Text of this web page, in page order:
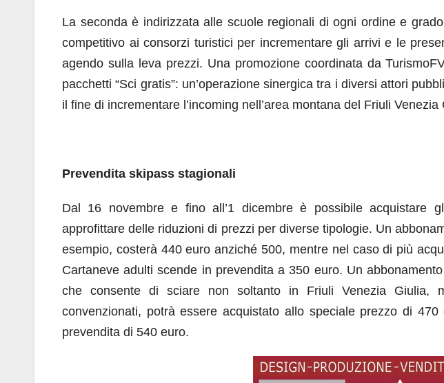
La seconda è indirizzata alle scuole regionali di ogni ordine e
competitivo ai consorzi turistici per incrementare gli arrivi e le
agendo sulla leva prezzi. Una promozione coordinata da
pacchetti “Sci gratis”: un’operazione sinergica tra i diversi attori
il fine di incrementare l’incoming nell’area montana del Friuli Venezia
Prevendita skipass stagionali
Dal 16 novembre e fino all’1 dicembre è possibile acquistare
approfittare delle riduzioni di prezzi per diverse tipologie. Un
esempio, costerà 440 euro anziché 500, mentre nel caso di più
Cartaneve adulti scende in prevendita a 350 euro. Un
che consente di sciare non soltanto in Friuli Venezia Giulia,
convenzionati, potrà essere acquistato allo speciale prezzo di 470
prevendita di 540 euro.